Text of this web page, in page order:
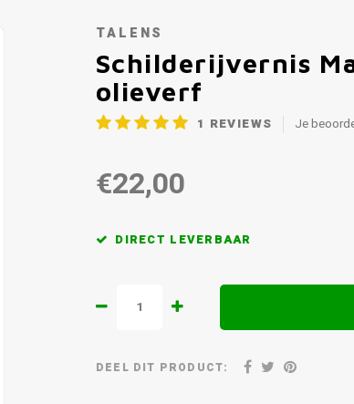
TALENS
Schilderijvernis
olieverf
1 REVIEWS Je
€22,00
DIRECT LEVERBAAR
DEEL DIT PRODUCT: